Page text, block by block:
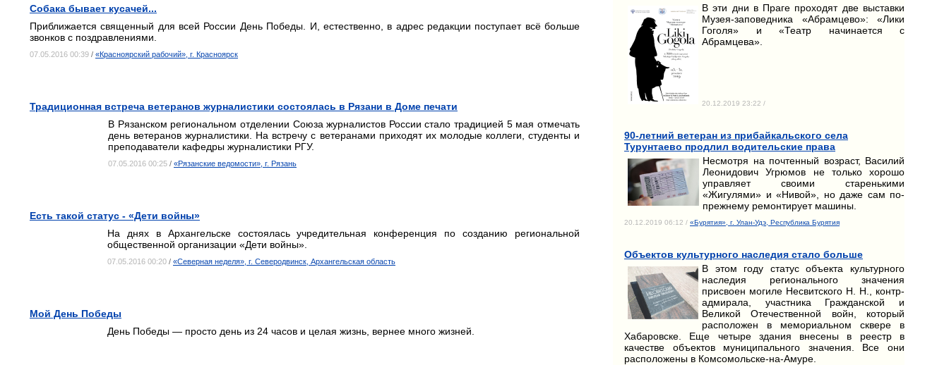
Собака бывает кусачей...
Приближается священный для всей России День Победы. И, естественно, в адрес редакции поступает всё больше
звонков с поздравлениями.
07.05.2016 00:39 / «Красноярский рабочий», г. Красноярск
Традиционная встреча ветеранов журналистики состоялась в Рязани в Доме печати
В Рязанском региональном отделении Союза журналистов России стало традицией 5 мая отмечать
день ветеранов журналистики. На встречу с ветеранами приходят их молодые коллеги, студенты и
преподаватели кафедры журналистики РГУ.
07.05.2016 00:25 / «Рязанские ведомости», г. Рязань
Есть такой статус - «Дети войны»
На днях в Архангельске состоялась учредительная конференция по созданию региональной
общественной организации «Дети войны».
07.05.2016 00:20 / «Северная неделя», г. Северодвинск, Архангельская область
Мой День Победы
День Победы — просто день из 24 часов и целая жизнь, вернее много жизней.
В эти дни в Праге проходят две выставки
Музея-заповедника «Абрамцево»: «Лики
Гоголя» и «Театр начинается с
Абрамцева».
20.12.2019 23:22 /
90-летний ветеран из прибайкальского села
Турунтаево продлил водительские права
Несмотря на почтенный возраст, Василий
Леонидович Угрюмов не только хорошо
управляет своими старенькими
«Жигулями» и «Нивой», но даже сам по-
прежнему ремонтирует машины.
20.12.2019 06:12 / «Бурятия», г. Улан-Удэ, Республика Бурятия
Объектов культурного наследия стало больше
В этом году статус объекта культурного
наследия регионального значения
присвоен могиле Несвитского Н. Н., контр-
адмирала, участника Гражданской и
Великой Отечественной войн, который
расположен в мемориальном сквере в
Хабаровске. Еще четыре здания внесены в реестр в
качестве объектов муниципального значения. Все они
расположены в Комсомольске-на-Амуре.